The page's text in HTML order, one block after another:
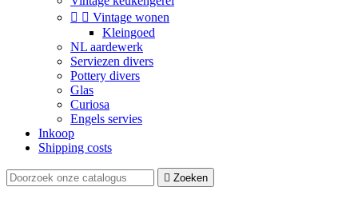
  Vintage wonen
Kleingoed
NL aardewerk
Serviezen divers
Pottery divers
Glas
Curiosa
Engels servies
Inkoop
Shipping costs
 Zoeken